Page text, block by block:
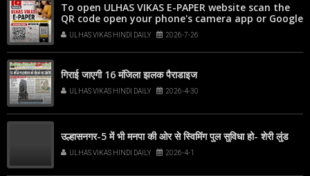
To open ULHAS VIKAS E-PAPER website scan the
QR code open your phone's camera app or Google
Lens, point it at the code, and tap the web link
popup that appears on your screen
ULHAS VIKAS HINDI DAILY 2026-7-26
गिराई जाएगी 16 मंजिला झलक पैराडाइज
ULHAS VIKAS HINDI DAILY 2026-4-30
उल्हासनगर-5 में भी मनपा की ओर से स्विमिंग पुल सुविधा हो- शेरी लुंड
ULHAS VIKAS HINDI DAILY 2026-4-1